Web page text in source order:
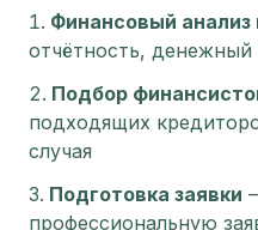
Финансовый анализ
отчётность, денежный
Подбор
подходящих
случая
Подготовка заявки –
профессиональную